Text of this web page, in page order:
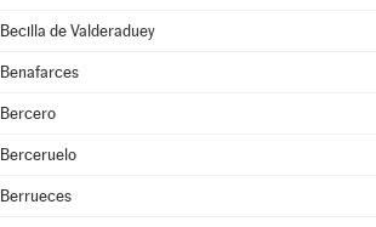
Becilla de Valderaduey
Benafarces
Bercero
Berceruelo
Berrueces